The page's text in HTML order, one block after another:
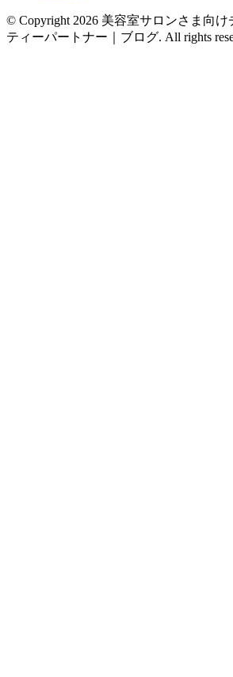
© Copyright 2026 美容室サロンさま向
ティーパートナー｜ブログ. All rights